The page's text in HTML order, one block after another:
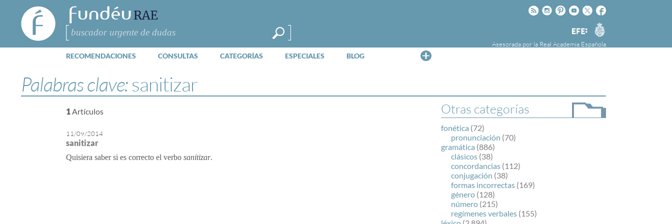
FundéuRAE
- Fundación
del Español
Urgente
Buscar
Facebook
Twitter
Youtube
Pinteres
Instagram
Rss
Agencia
EFE
Asesorada por la Real Academia Española
RECOMENDACIONES CONSULTAS CATEGORÍAS ESPECIALES BLOG
la Agencia Efe y la Real Academia Española,
cuyo objetivo es colaborar con el buen uso del
español en los medios de comunicación y en
Internet.
Palabras clave:sanitizar
Otras categorías
fonética (72)
pronunciación (70)
gramática (886)
clásicos (38)
concordancias (112)
conjugación (38)
formas incorrectas (169)
género (128)
número (215)
regímenes verbales (155)
1Artículos
11/09/2014
sanitizar
Quisiera saber si es correcto el verbo sanitizar.